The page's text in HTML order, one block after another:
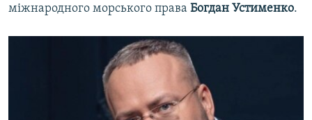
міжнародного морського права Богдан Устименко.